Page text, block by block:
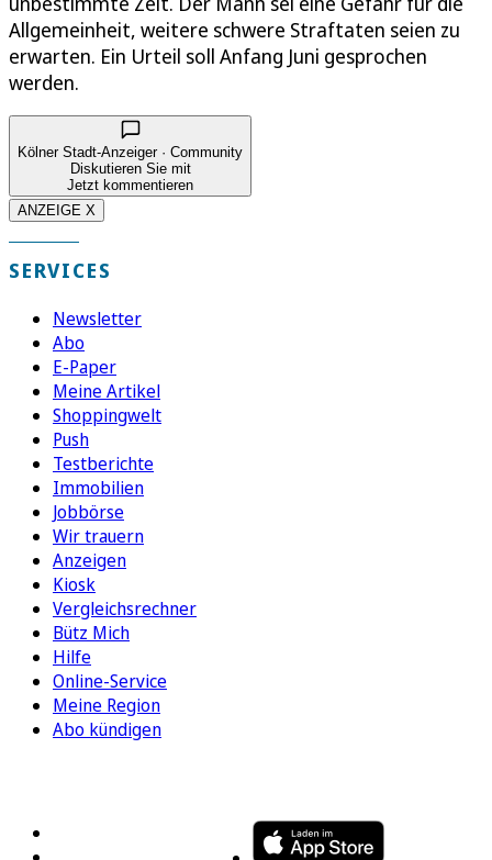
Allgemeinheit, weitere schwere Straftaten seien zu
erwarten. Ein Urteil soll Anfang Juni gesprochen
werden.
Kölner Stadt-Anzeiger · Community
Diskutieren Sie mit
Jetzt kommentieren
ANZEIGE X
SERVICES
Newsletter
Abo
E-Paper
Meine Artikel
Shoppingwelt
Push
Testberichte
Immobilien
Jobbörse
Wir trauern
Anzeigen
Kiosk
Vergleichsrechner
Bütz Mich
Hilfe
Online-Service
Meine Region
Abo kündigen